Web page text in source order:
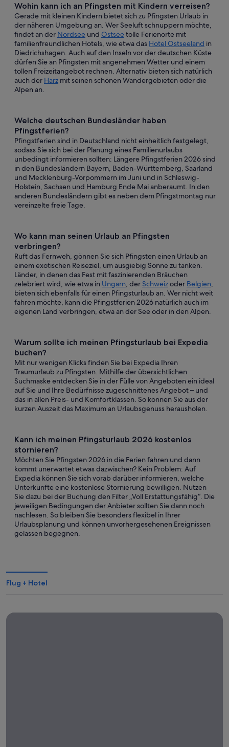
Wohin kann ich an Pfingsten mit Kindern verreisen?
Gerade mit kleinen Kindern bietet sich zu Pfingsten Urlaub in
der näheren Umgebung an. Wer Seeluft schnuppern möchte,
findet an der Nordsee und Ostseetolle Ferienorte mit
familienfreundlichen Hotels, wie etwa das Hotel Ostseeland in
Diedrichshagen. Auch auf den Inseln vor der deutschen Küste
dürfen Sie an Pfingsten mit angenehmen Wetter und einem
tollen Freizeitangebot rechnen. Alternativ bieten sich natürlich
auch der Harz mit seinen schönen Wandergebieten oder die
Alpen an.
Welche deutschen Bundesländer haben
Pfingstferien?
Pfingstferien sind in Deutschland nicht einheitlich festgelegt,
sodass Sie sich bei der Planung eines Familienurlaubs
unbedingt informieren sollten: Längere Pfingstferien 2026 sind
in den Bundesländern Bayern, Baden-Württemberg, Saarland
und Mecklenburg-Vorpommern im Juni und in Schleswig-
Holstein, Sachsen und Hamburg Ende Mai anberaumt. In den
anderen Bundesländern gibt es neben dem Pfingstmontag nur
vereinzelte freie Tage.
Wo kann man seinen Urlaub an Pfingsten
verbringen?
Ruft das Fernweh, gönnen Sie sich Pfingsten einen Urlaub an
einem exotischen Reiseziel, um ausgiebig Sonne zu tanken.
Länder, in denen das Fest mit faszinierenden Bräuchen
zelebriert wird, wie etwa in Ungarn , derSchweizoder Belgien
bieten sich ebenfalls für einen Pfingsturlaub an. Wer nicht weit
fahren möchte, kann die Pfingstferien 2026 natürlich auch im
eigenen Land verbringen, etwa an der See oder in den Alpen.
Warum sollte ich meinen Pfingsturlaub bei Expedia
buchen?
Mit nur wenigen Klicks finden Sie bei Expedia Ihren
Traumurlaub zu Pfingsten. Mithilfe der übersichtlichen
Suchmaske entdecken Sie in der Fülle von Angeboten ein ideal
auf Sie und Ihre Bedürfnisse zugeschnittenes Angebot – und
das in allen Preis- und Komfortklassen. So können Sie aus der
kurzen Auszeit das Maximum an Urlaubsgenuss herausholen.
Kann ich meinen Pfingsturlaub 2026 kostenlos
stornieren?
Möchten Sie Pfingsten 2026 in die Ferien fahren und dann
kommt unerwartet etwas dazwischen? Kein Problem: Auf
Expedia können Sie sich vorab darüber informieren, welche
Unterkünfte eine kostenlose Stornierung bewilligen. Nutzen
Sie dazu bei der Buchung den Filter „Voll Erstattungsfähig“. Die
jeweiligen Bedingungen der Anbieter sollten Sie dann noch
nachlesen. So bleiben Sie besonders flexibel in Ihrer
Urlaubsplanung und können unvorhergesehenen Ereignissen
gelassen begegnen.
Flug + Hotel